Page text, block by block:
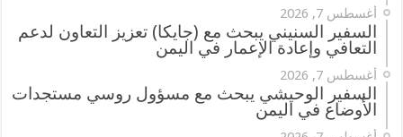
أغسطس 7, 2026
السفير السنيني يبحث مع (جايكا) تعزيز التعاون لدعم
التعافي وإعادة الإعمار في اليمن
أغسطس 7, 2026
السفير الوحيشي يبحث مع مسؤول روسي مستجدات
الأوضاع في اليمن